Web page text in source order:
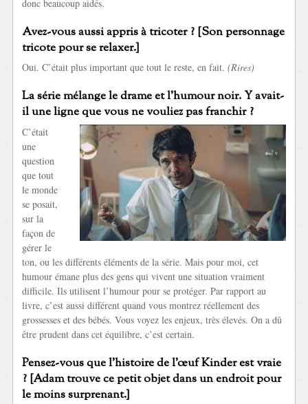
donc beaucoup aidés.
Avez-vous aussi appris à tricoter ? [Son personnage
tricote pour se relaxer.]
Oui. C’était plus important que tout le reste, en fait.(Rires)
La série mélange le drame et l’humour noir. Y avait-
il une ligne que vous ne vouliez pas franchir ?
C’était
une
question
que tout
le monde
se posait,
sur la
façon de
gérer le
ton, ou les différents éléments de la série. Mais pour moi, cet
humour émane plus des gens qui vivent une situation vraiment
difficile. Ils utilisent l’humour pour se protéger. Par rapport au
livre, c’est aussi différent quand vous montrez réellement des
grossesses et des bébés. Vous voyez les enjeux, très élevés. On a dû
être prudent dans cet équilibre, c’est certain.
Pensez-vous que l’histoire de l’œuf Kinder est vraie
? [Adam trouve ce petit objet dans un endroit pour
le moins surprenant.]